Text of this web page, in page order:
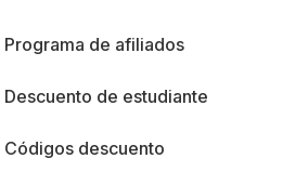
Programa de afiliados
Descuento de estudiante
Códigos descuento